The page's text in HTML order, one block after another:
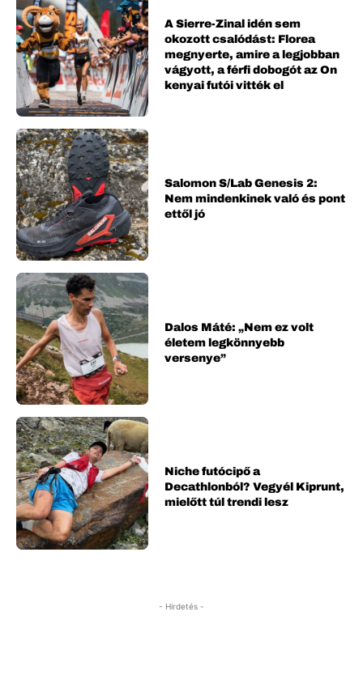
A Sierre-Zinal idén sem
okozott csalódást: Florea
megnyerte, amire a legjobban
vágyott, a férfi dobogót az On
kenyai futói vitték el
Salomon S/Lab Genesis 2:
Nem mindenkinek való és pont
ettől jó
Dalos Máté: „Nem ez volt
életem legkönnyebb
versenye”
Niche futócipő a
Decathlonból? Vegyél Kiprunt,
mielőtt túl trendi lesz
- Hirdetés -